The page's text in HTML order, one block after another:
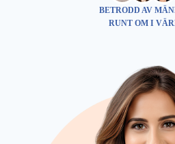
BETRODD AV
RUNT OM I